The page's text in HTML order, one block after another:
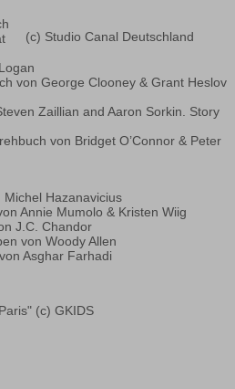
(c) Studio Canal Deutschland
von George Clooney & Grant Heslov
Zaillian and Aaron Sorkin. Story
von Bridget O’Connor & Peter
Michel Hazanavicius
Annie Mumolo & Kristen Wiig
J.C. Chandor
von Woody Allen
Asghar Farhadi
(c) GKIDS